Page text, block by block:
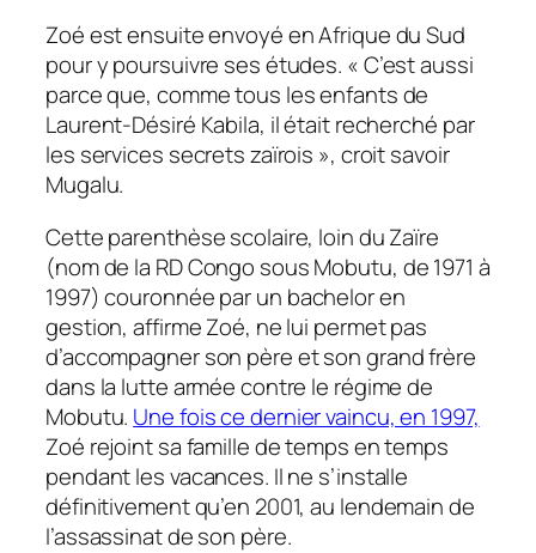
Zoé est ensuite envoyé en Afrique du Sud
pour y poursuivre ses études. « C’est aussi
parce que, comme tous les enfants de
Laurent-Désiré Kabila, il était recherché par
les services secrets zaïrois », croit savoir
Mugalu.
Cette parenthèse scolaire, loin du Zaïre
(nom de la RD Congo sous Mobutu, de 1971 à
1997) couronnée par un bacheloren
gestion, affirme Zoé, ne lui permet pas
d’accompagner son père et son grand frère
dans la lutte armée contre le régime de
Mobutu. Une fois ce dernier vaincu, en 1997,
Zoé rejoint sa famille de temps en temps
pendant les vacances. Il ne s’installe
définitivement qu’en 2001, au lendemain de
l’assassinat de son père.